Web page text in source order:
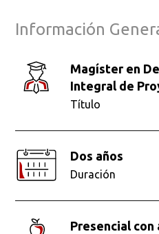
Información
Magíster en Desarrollo y Gerencia
Integral de
Título
Dos años
Duración
presencial